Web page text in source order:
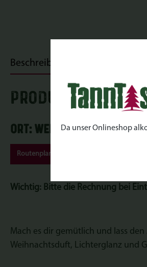
Beschreibung
Ort: Werderaner
Routenplaner
Wichtig: Bitte die Rechnung bei
Mach es dir gemütlich und lass
Weihnachtsduft, Lichterglanz und
Da unser Onlineshop